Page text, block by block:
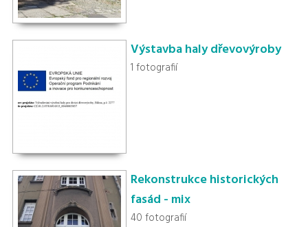
Výstavba haly dřevovýroby
1 fotografií
Rekonstrukce historických
fasád - mix
40 fotografií